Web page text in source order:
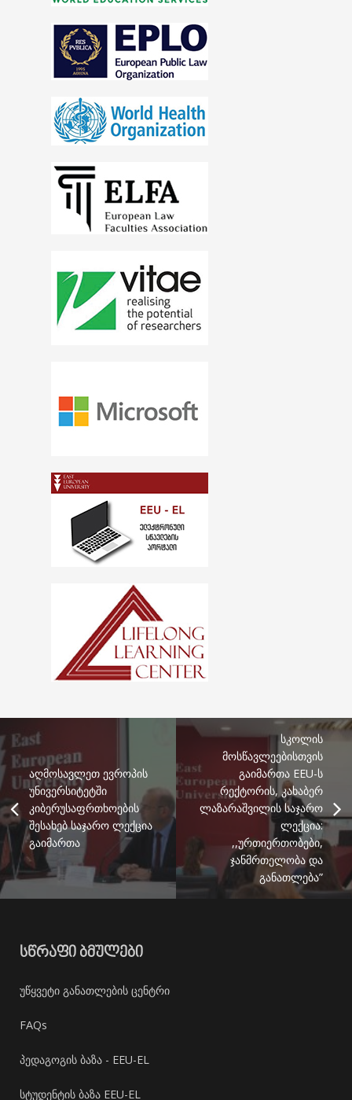
აღმოსავლეთ ევროპის
უნივერსიტეტში
კიბერუსაფრთხოების
შესახებ საჯარო ლექცია
გაიმართა
სკოლის
მოსწავლეებისთვის
გაიმართა EEU-ს
რექტორის, კახაბერ
ლაზარაშვილის საჯარო
ლექცია:
,,ურთიერთობები,
ჯანმრთელობა და
განათლება”
ᲡᲬᲠᲐᲤᲘ ᲑᲛᲣᲚᲔᲑᲘ
უწყვეტი განათლების ცენტრი
FAQs
პედაგოგის ბაზა - EEU-EL
სტუდენტის ბაზა EEU-EL